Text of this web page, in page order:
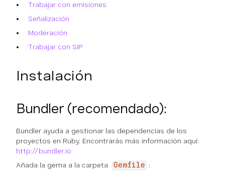
Trabajar con emisiones
Señalización
Moderación
Trabajar con SIP
Instalación
Bundler (recomendado):
Bundler ayuda a gestionar las dependencias de los
proyectos en Ruby. Encontrarás más información aquí:
http://bundler.io
Añada la gema a la carpeta
Gemfile :